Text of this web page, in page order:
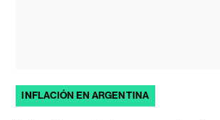
INFLACIÓN EN ARGENTINA